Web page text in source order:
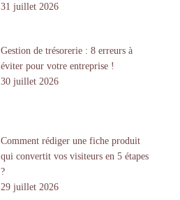
31 juillet 2026
Gestion de trésorerie : 8 erreurs à
éviter pour votre entreprise !
30 juillet 2026
Comment rédiger une fiche produit
qui convertit vos visiteurs en 5 étapes
?
29 juillet 2026